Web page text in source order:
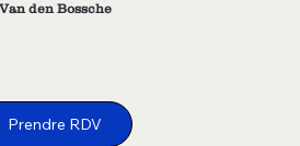
Van den Bossche
Prendre RDV